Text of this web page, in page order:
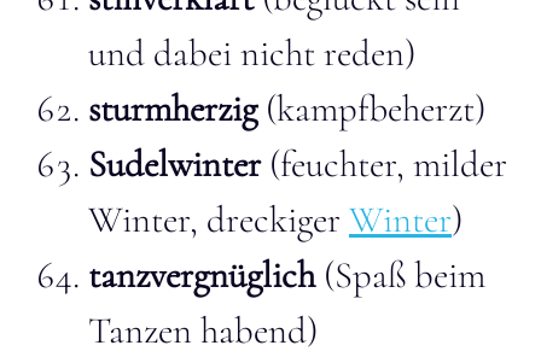
und dabei nicht reden)
sturmherzig(kampfbeherzt)
Sudelwinter (feuchter, milder
Winter, dreckiger Winter)
tanzvergnüglich(Spaß beim
Tanzen habend)